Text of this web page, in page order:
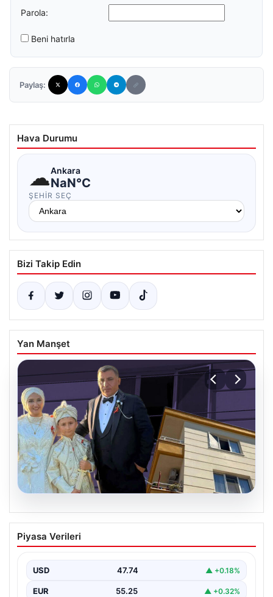
Parola:
Beni hatırla
Paylaş:
Hava Durumu
☁Ankara
NaN°C
ŞEHIR SEÇ
Bizi Takip Edin
Yan Manşet
06.08.2026
Çanakkale’de böcek ilaçlaması felakete
dönüştü. Yusuf öldü, annesi yoğun
Piyasa Verileri
USD 47.74 ▲ +0.18%
EUR 55.25 ▲ +0.32%